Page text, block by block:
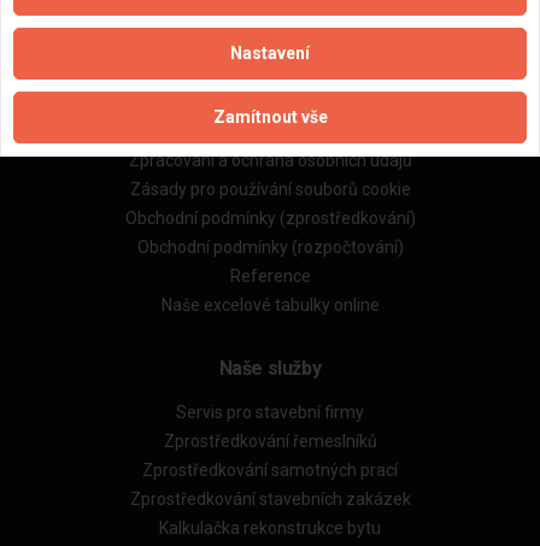
Důležité informace
Zpracování a ochrana osobních údajů
Zásady pro používání souborů cookie
Obchodní podmínky (zprostředkování)
Obchodní podmínky (rozpočtování)
Reference
Naše excelové tabulky online
Naše služby
Servis pro stavební firmy
Zprostředkování řemeslníků
Zprostředkování samotných prací
Zprostředkování stavebních zakázek
Kalkulačka rekonstrukce bytu
Nastavení
Zamítnout vše